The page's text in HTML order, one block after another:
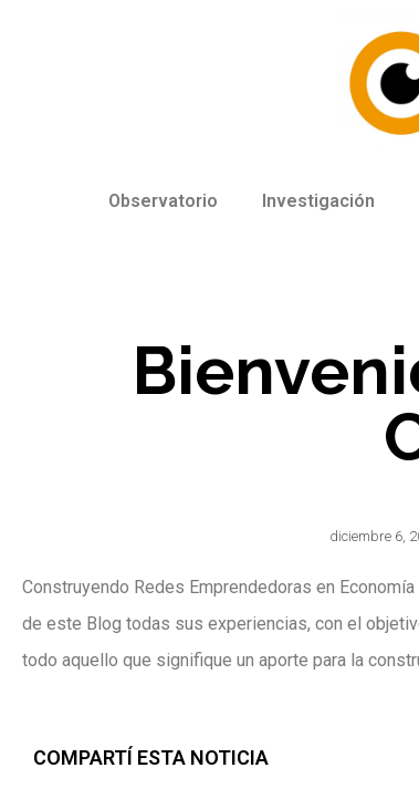
Observatorio Investigación
diciembre 6,
Construyendo Redes Emprendedoras en
de este Blog todas sus experiencias, con el
todo aquello que signifique un aporte para la
COMPARTÍ ESTA NOTICIA